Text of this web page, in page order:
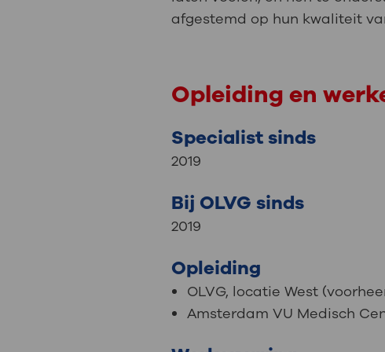
afgestemd op hun kwaliteit
Opleiding en
Specialist sinds
2019
Bij OLVG sinds
2019
Opleiding
OLVG, locatie West
Amsterdam VU Medisch